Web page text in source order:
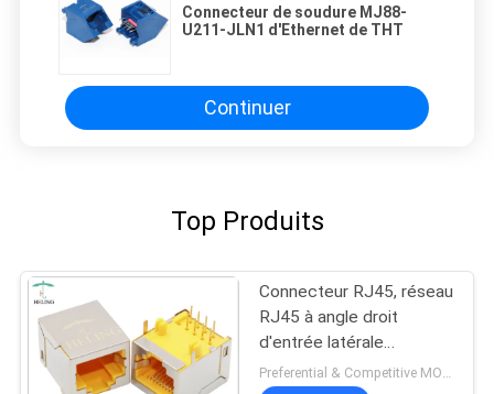
Connecteur de soudure MJ88-
U211-JLN1 d'Ethernet de THT
Continuer
Top Produits
Connecteur RJ45, réseau
RJ45 à angle droit
d'entrée latérale
adaptateur de 90 degrés